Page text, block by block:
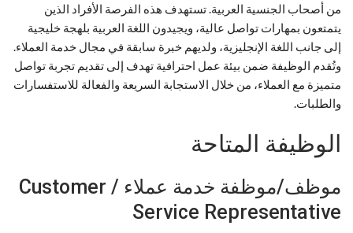
من أصحاب الجنسية العربية. تستهدف هذه الفرصة الأفراد الذين
يتمتعون بمهارات تواصل عالية، ويجيدون اللغة العربية بلهجة خليجية
إلى جانب اللغة الإنجليزية، ولديهم خبرة سابقة في مجال خدمة العملاء.
وتُقدم الوظيفة ضمن بيئة عمل احترافية تهدف إلى تقديم تجربة تواصل
متميزة مع العملاء، من خلال الاستجابة السريعة والفعالة للاستفسارات
والطلبات.
الوظيفة المتاحة
موظف/موظفة خدمة عملاء / Customer
Service Representative